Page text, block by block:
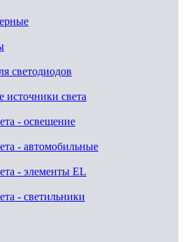
светодиодов
света
- освещение
- автомобильные
- элементы EL
- светильники